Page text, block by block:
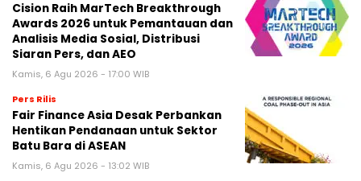
Cision Raih MarTech Breakthrough
Awards 2026 untuk Pemantauan dan
Analisis Media Sosial, Distribusi
Siaran Pers, dan AEO
Kamis, 6 Agu 2026 - 17:00 WIB
Pers Rilis
Fair Finance Asia Desak Perbankan
Hentikan Pendanaan untuk Sektor
Batu Bara di ASEAN
Kamis, 6 Agu 2026 - 13:02 WIB